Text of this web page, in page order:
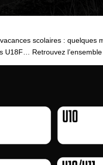
scolaires : quelques
U18F… Retrouvez